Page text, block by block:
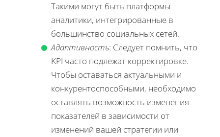
Такими могут быть платформы
аналитики, интегрированные в
большинство социальных сетей.
Адаптивность: Следует помнить, что
KPI часто подлежат корректировке.
Чтобы оставаться актуальными и
конкурентоспособными, необходимо
оставлять возможность изменения
показателей в зависимости от
изменений вашей стратегии или